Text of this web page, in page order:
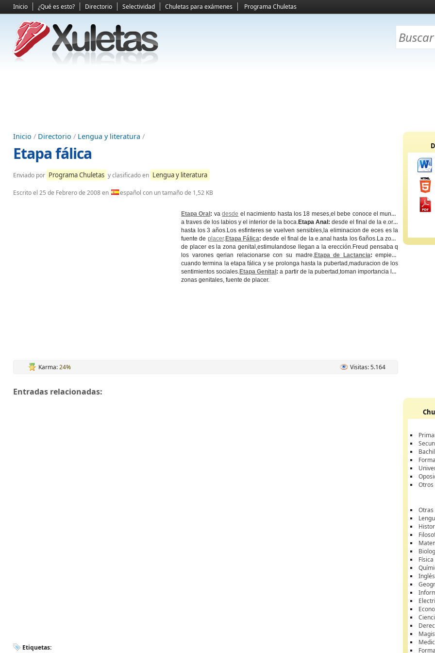
Inicio ¿Qué es esto? Directorio Selectividad Chuletas para exámenes Programa Chuletas
Inicio / Directorio / Lengua y literatura /
Etapa fálica
Enviado por Programa Chuletas y clasificado en Lengua y literatura
Escrito el 25 de Febrero de 2008en español con un tamaño de 1,52 KB
Etapa Oral : vadesde el nacimiento hasta los 18 meses,el bebe conoce el mundo
a traves de los labios y el interior de la boca.Etapa Anal:desde el final de la e.oral
hasta los 3 años.Los esfinteres se vuelven sensibles,la eliminacion de eces es la
fuente de placer.Etapa Fálica:desde el final de la e.anal hasta los 6años.La zona
de placer es la zona genital,estimulandose llegan a la erección.Freud pensaba q
los varones qerian relacionarse con su madre.Etapa de Lactancia: empieza
cuando termina la etapa fálica y se prolonga hasta la pubertad,maduracion de los
sentimientos sociales.Etapa Genital :a partir de la pubertad,toman importancia las
zonas genitales, fuente de placer.
Karma:24% Visitas: 5.164
Entradas relacionadas:
Etiquetas:
Otros
Física
Inglés